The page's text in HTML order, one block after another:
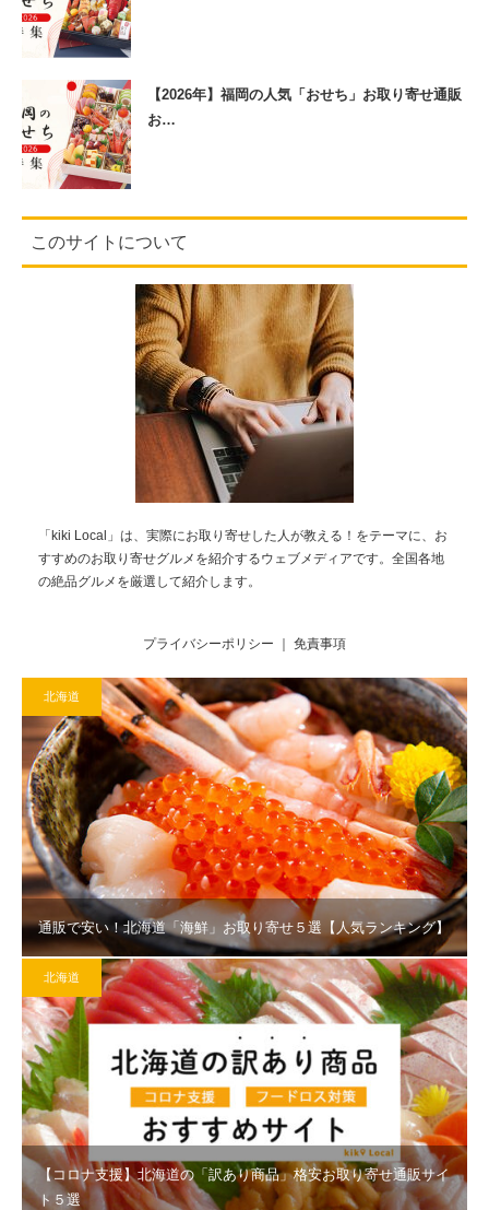
【2026年】福岡の人気「おせち」お取り寄せ通販
お…
このサイトについて
「kiki Local」は、実際にお取り寄せした人が教える！をテーマに、お
すすめのお取り寄せグルメを紹介するウェブメディアです。全国各地
の絶品グルメを厳選して紹介します。
プライバシーポリシー 免責事項
北海道
通販で安い！北海道「海鮮」お取り寄せ５選【人気ランキング】
北海道
【コロナ支援】北海道の「訳あり商品」格安お取り寄せ通販サイ
ト５選